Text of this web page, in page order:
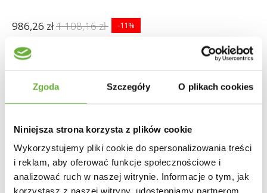
Zgoda Szczegóły O plikach cookies
Niniejsza strona korzysta z plików cookie
Wykorzystujemy pliki cookie do spersonalizowania treści
i reklam, aby oferować funkcje społecznościowe i
analizować ruch w naszej witrynie. Informacje o tym, jak
korzystasz z naszej witryny, udostępniamy partnerom
986,26 zł1 108,16 zł -11%